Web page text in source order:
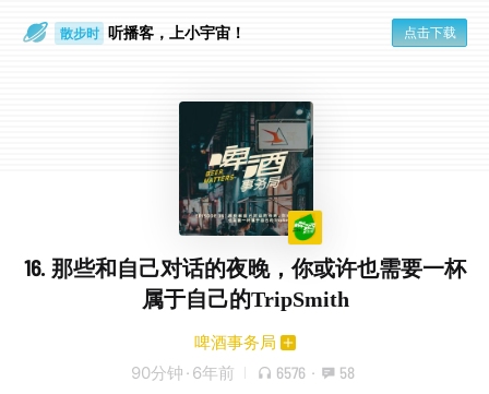
散步时 听播客，上小宇宙！ 点击下载
16. 那些和自己对话的夜晚，你或许也需要一杯
属于自己的TripSmith
啤酒事务局
90分钟 · 6年前 6576 · 58